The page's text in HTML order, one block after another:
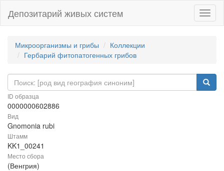
Депозитарий живых систем
Микроорганизмы и грибы
Коллекции
Гербарий фитопатогенных грибов
ID образца
0000000602886
Вид
Gnomonia rubi
Штамм
KK1_00241
Место сбора
(Венгрия)